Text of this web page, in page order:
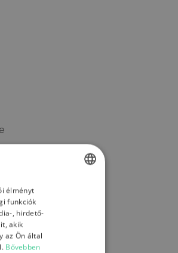
élményt
funkciók
, hirdető-
akik
az Ön által
Bővebben